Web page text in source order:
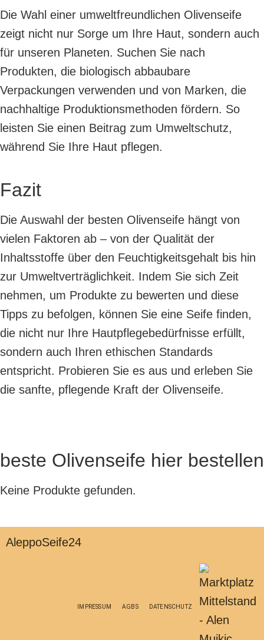
Die Wahl einer umweltfreundlichen Olivenseife
zeigt nicht nur Sorge um Ihre Haut, sondern auch
für unseren Planeten. Suchen Sie nach
Produkten, die biologisch abbaubare
Verpackungen verwenden und von Marken, die
nachhaltige Produktionsmethoden fördern. So
leisten Sie einen Beitrag zum Umweltschutz,
während Sie Ihre Haut pflegen.
Fazit
Die Auswahl der besten Olivenseife hängt von
vielen Faktoren ab – von der Qualität der
Inhaltsstoffe über den Feuchtigkeitsgehalt bis hin
zur Umweltverträglichkeit. Indem Sie sich Zeit
nehmen, um Produkte zu bewerten und diese
Tipps zu befolgen, können Sie eine Seife finden,
die nicht nur Ihre Hautpflegebedürfnisse erfüllt,
sondern auch Ihren ethischen Standards
entspricht. Probieren Sie es aus und erleben Sie
die sanfte, pflegende Kraft der Olivenseife.
beste Olivenseife hier bestellen
Keine Produkte gefunden.
AleppoSeife24
IMPRESSUM AGBS DATENSCHUTZ